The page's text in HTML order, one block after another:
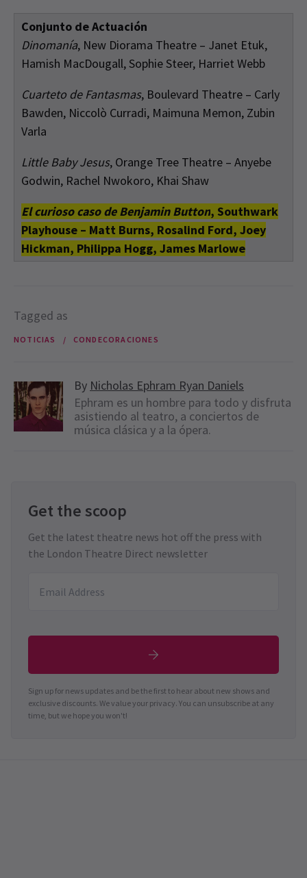
Conjunto de Actuación
Dinomanía, New Diorama Theatre – Janet Etuk,
Hamish MacDougall, Sophie Steer, Harriet Webb
Cuarteto de Fantasmas, Boulevard Theatre – Carly
Bawden, Niccolò Curradi, Maimuna Memon, Zubin
Varla
Little Baby Jesus, Orange Tree Theatre – Anyebe
Godwin, Rachel Nwokoro, Khai Shaw
El curioso caso de Benjamin Button, Southwark
Playhouse – Matt Burns, Rosalind Ford, Joey
Hickman, Philippa Hogg, James Marlowe
Tagged as
NOTICIAS CONDECORACIONES
By Nicholas Ephram Ryan Daniels
Ephram es un hombre para todo y disfruta
asistiendo al teatro, a conciertos de
música clásica y a la ópera.
Get the scoop
Get the latest theatre news hot off the press with
the London Theatre Direct newsletter
Sign up for news updates and be the first to hear about new shows and
exclusive discounts. We value your privacy. You can unsubscribe at any
time, but we hope you won't!